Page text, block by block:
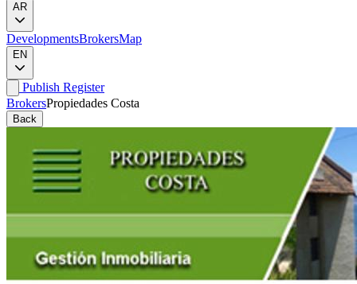
AR
DevelopmentsBrokersMap
EN
Publish Register
BrokersPropiedades Costa
Back